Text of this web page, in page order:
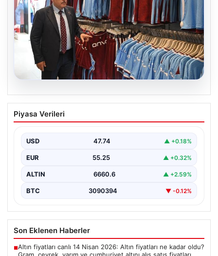
06.08.2026
Ahmet Metin Genç’in forma
kampanyasıyla ilgili belediyeden
Piyasa Verileri
USD 47.74 ▲ +0.18%
EUR 55.25 ▲ +0.32%
ALTIN 6660.6 ▲ +2.59%
BTC 3090394 ▼ -0.12%
Son Eklenen Haberler
■Altın fiyatları canlı 14 Nisan 2026: Altın fiyatları ne kadar oldu?